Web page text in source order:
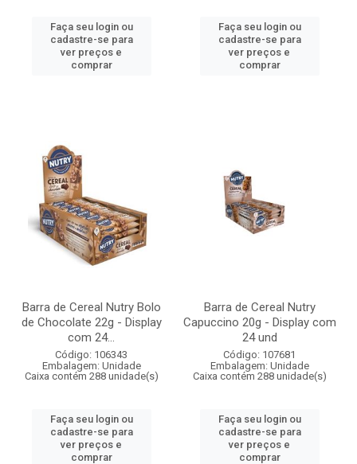
Faça seu login ou
cadastre-se para
ver preços e
comprar
Faça seu login ou
cadastre-se para
ver preços e
comprar
Barra de Cereal Nutry Bolo
de Chocolate 22g - Display
com 24...
Código: 106343
Embalagem: Unidade
Caixa contém 288 unidade(s)
Faça seu login ou
cadastre-se para
ver preços e
comprar
Barra de Cereal Nutry
Capuccino 20g - Display com
24 und
Código: 107681
Embalagem: Unidade
Caixa contém 288 unidade(s)
Faça seu login ou
cadastre-se para
ver preços e
comprar